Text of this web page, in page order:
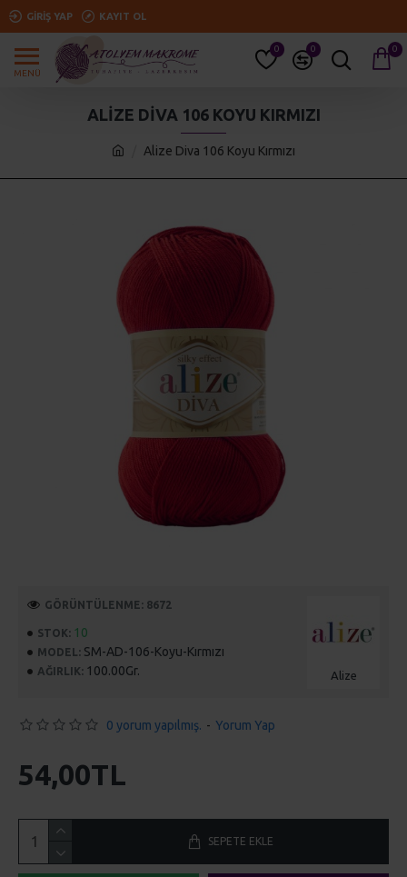
GIRIŞ YAP KAYIT OL
0 0 0
Alize Diva 106 Koyu Kırmızı
ALIZE DIVA 106 KOYU KIRMIZI
STOK: 10
MODEL: SM-AD-106-Koyu-Kırmızı
AĞIRLIK: 100.00Gr. Alize
GÖRÜNTÜLENME: 8672
0 yorum yapılmış. - Yorum Yap
54,00TL
SEPETE EKLE